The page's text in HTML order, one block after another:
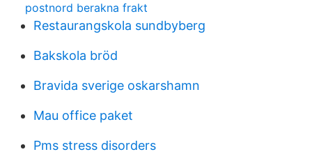
postnord berakna frakt
Restaurangskola sundbyberg
Bakskola bröd
Bravida sverige oskarshamn
Mau office paket
Pms stress disorders